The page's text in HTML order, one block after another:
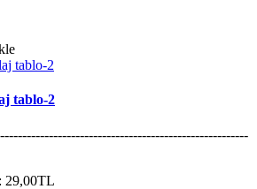
tablo-2
29,00TL